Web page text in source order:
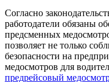
Согласно
работодатели обязаны
предсменных
позволяет не только
безопасности на
медосмотров для
предрейсовый